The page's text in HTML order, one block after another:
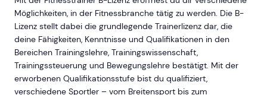
Möglichkeiten, in der Fitnessbranche tätig zu werden. Die B-
Lizenz stellt dabei die grundlegende Trainerlizenz dar, die
deine Fähigkeiten, Kenntnisse und Qualifikationen in den
Bereichen Trainingslehre, Trainingswissenschaft,
Trainingssteuerung und Bewegungslehre bestätigt. Mit der
erworbenen Qualifikationsstufe bist du qualifiziert,
verschiedene Sportler – vom Breitensport bis zum